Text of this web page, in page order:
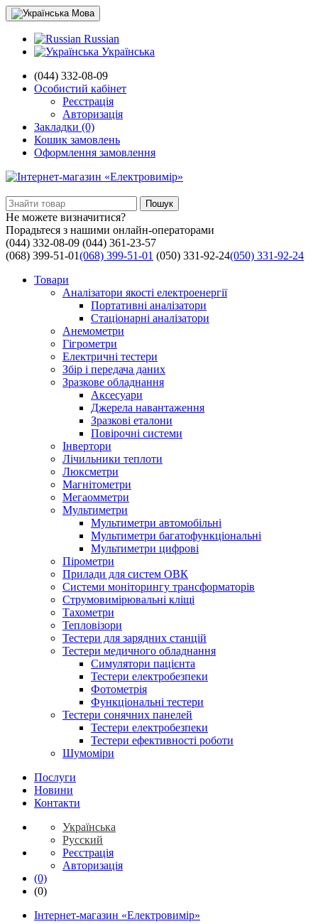
Мова
Russian
Українська
(044) 332-08-09
Особистий кабінет
Реєстрація
Авторизація
Закладки (0)
Кошик замовлень
Оформлення замовлення
Пошук
Не можете визначитися?
Порадьтеся з нашими онлайн-операторами
(044) 332-08-09 (044) 361-23-57
(068) 399-51-01(068) 399-51-01 (050) 331-92-24(050) 331-92-24
Товари
Аналізатори якості електроенергії
Портативні аналізатори
Стаціонарні аналізатори
Анемометри
Гігрометри
Електричні тестери
Збір і передача даних
Зразкове обладнання
Аксесуари
Джерела навантаження
Зразкові еталони
Повірочні системи
Інвертори
Лічильники теплоти
Люксметри
Магнітометри
Мегаомметри
Мультиметри
Мультиметри автомобільні
Мультиметри багатофункціональні
Мультиметри цифрові
Пірометри
Прилади для систем ОВК
Системи моніторингу трансформаторів
Струмовимірювальні кліщі
Тахометри
Тепловізори
Тестери для зарядних станцій
Тестери медичного обладнання
Симулятори пацієнта
Тестери електробезпеки
Фотометрія
Функціональні тестери
Тестери сонячних панелей
Тестери електробезпеки
Тестери ефективності роботи
Шумоміри
Послуги
Новини
Контакти
Українська
Русский
Реєстрація
Авторизація
(0)
(0)
Інтернет-магазин «Електровимір»